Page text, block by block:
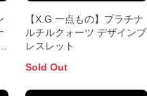
【X.G 一点もの】プラチナ
ルチルクォーツ デザインブ
レスレット
Sold Out